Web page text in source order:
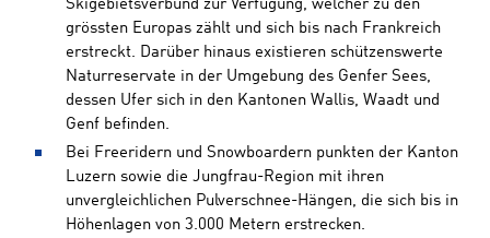
Skigebietsverbund zur Verfügung, welcher zu den
grössten Europas zählt und sich bis nach Frankreich
erstreckt. Darüber hinaus existieren schützenswerte
Naturreservate in der Umgebung des Genfer Sees,
dessen Ufer sich in den Kantonen Wallis, Waadt und
Genf befinden.
Bei Freeridern und Snowboardern punkten der Kanton
Luzern sowie die Jungfrau-Region mit ihren
unvergleichlichen Pulverschnee-Hängen, die sich bis in
Höhenlagen von 3.000 Metern erstrecken.